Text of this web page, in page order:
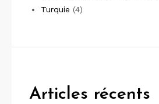
Turquie (4)
Articles récents